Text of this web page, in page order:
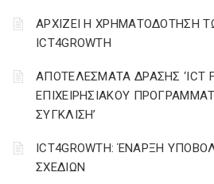
ΑΡΧΙΖΕΙ Η ΧΡΗΜΑΤΟΔΟΤΗΣΗ
ICT4GROWTH
ΑΠΟΤΕΛΕΣΜΑΤΑ ΔΡΑΣΗΣ ‘ICT
ΕΠΙΧΕΙΡΗΣΙΑΚΟΥ
ΣΥΓΚΛΙΣΗ’
ICT4GROWTH: ΈΝΑΡΞΗ
ΣΧΕΔΙΩΝ